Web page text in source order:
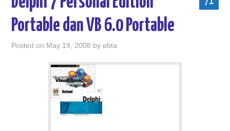
Portable dan VB 6.0 Portable
Posted on May 19, 2008 byebta